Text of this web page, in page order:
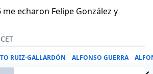
echaron Felipe González y
RUIZ-GALLARDÓN ALFONSO GUERRA